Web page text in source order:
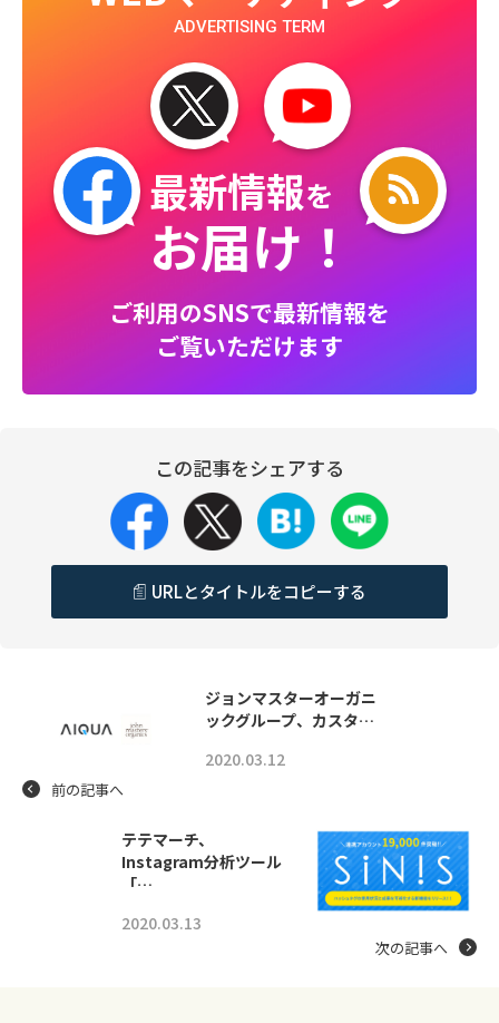
ADVERTISING TERM
最新情報を
お届け！
ご利用のSNSで最新情報を
ご覧いただけます
この記事をシェアする
URLとタイトルをコピーする
ジョンマスターオーガニ
ックグループ、カスタ…
2020.03.12
前の記事へ
テテマーチ、
Instagram分析ツール
「…
2020.03.13
次の記事へ